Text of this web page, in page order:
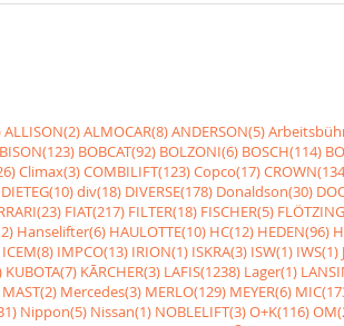
ALLISON(2)ALMOCAR(8)ANDERSON(5)
BISON(123) BOBCAT(92) BOLZONI(6) BOSCH(114)
Climax(3)COMBILIFT(123)Copco(17)
DIETEG(10)div(18) DIVERSE(178) Donaldson(30)
FIAT(217) FILTER(18) FISCHER(5)
Hanselifter(6) HAULOTTE(10) HC(12) HEDEN(96)
ICEM(8) IMPCO(13) IRION(1) ISKRA(3) ISW(1) IWS(1)
KUBOTA(7) KÃRCHER(3) LAFIS(1238) Lager(1)
MAST(2) Mercedes(3) MERLO(129) MEYER(6)
Nippon(5) Nissan(1) NOBLELIFT(3)O+K(116)